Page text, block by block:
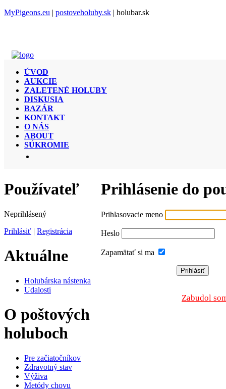
MyPigeons.eu | postoveholuby.sk | holubar.sk
ÚVOD
AUKCIE
ZALETENÉ HOLUBY
DISKUSIA
BAZÁR
KONTAKT
O NÁS
ABOUT
SÚKROMIE
Používateľ
Neprihlásený
Prihlásiť | Registrácia
Aktuálne
Holubárska nástenka
Udalosti
O poštových
holuboch
Pre začiatočníkov
Zdravotný stav
Výživa
Metódy chovu
Prihlásenie do
Prihlasovacie meno
Heslo
Zapamätať si ma
Zabudol